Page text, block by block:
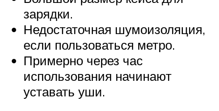
зарядки.
Недостаточная шумоизоляция,
если пользоваться метро.
Примерно через час
использования начинают
уставать уши.